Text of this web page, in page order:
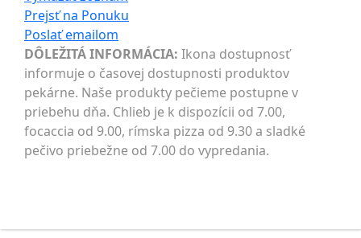
Prejsť na Ponuku
Poslaťemailom
DÔLEŽITÁ INFORMÁCIA: Ikona dostupnosť
informuje o časovej dostupnosti produktov
pekárne. Naše produkty pečieme postupne v
priebehu dňa. Chlieb je k dispozícii od 7.00,
focaccia od 9.00, rímska pizza od 9.30 a sladké
pečivo priebežne od 7.00 do vypredania.